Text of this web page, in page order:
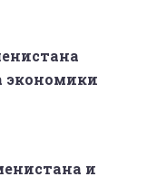
экономики
и